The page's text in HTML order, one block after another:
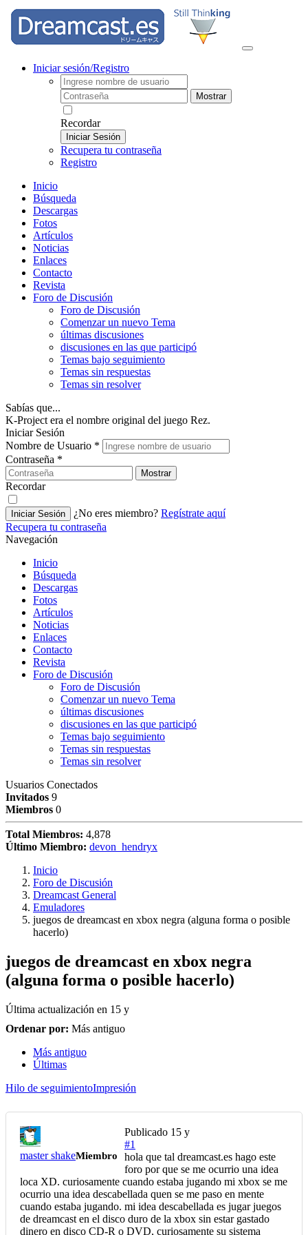
Iniciar sesión/Registro
Mostrar
Recordar
Iniciar Sesión
Recupera tu contraseña
Registro
Inicio
Búsqueda
Descargas
Fotos
Artículos
Noticias
Enlaces
Contacto
Revista
Foro de Discusión
Foro de Discusión
Comenzar un nuevo Tema
últimas discusiones
discusiones en las que participó
Temas bajo seguimiento
Temas sin respuestas
Temas sin resolver
Sabías que...
K-Project era el nombre original del juego Rez.
Iniciar Sesión
Nombre de Usuario *
Contraseña *
Mostrar
Recordar
Iniciar Sesión ¿No eres miembro? Regístrate aquí
Recupera tu contraseña
Navegación
Inicio
Búsqueda
Descargas
Fotos
Artículos
Noticias
Enlaces
Contacto
Revista
Foro de Discusión
Foro de Discusión
Comenzar un nuevo Tema
últimas discusiones
discusiones en las que participó
Temas bajo seguimiento
Temas sin respuestas
Temas sin resolver
Usuarios Conectados
Invitados 9
Miembros 0
Total Miembros: 4,878
Último Miembro: devon_hendryx
Inicio
Foro de Discusión
Dreamcast General
Emuladores
juegos de dreamcast en xbox negra (alguna forma o posible
hacerlo)
juegos de dreamcast en xbox negra
(alguna forma o posible hacerlo)
Última actualización en 15 y
Ordenar por: Más antiguo
Más antiguo
Últimas
Hilo de seguimientoImpresión
master shakeMiembro
Publicado 15 y
#1
hola que tal dreamcast.es hago este
foro por que se me ocurrio una idea
loca XD. curiosamente cuando estaba jugando mi xbox se me
ocurrio una idea descabellada quen se me paso en mente
cuando estaba jugando. mi idea descabellada es jugar juegos
de dreamcast en el disco duro de la xbox sin estar gastado
dinero en disco CD-R o DVD, curiosamente su sistema